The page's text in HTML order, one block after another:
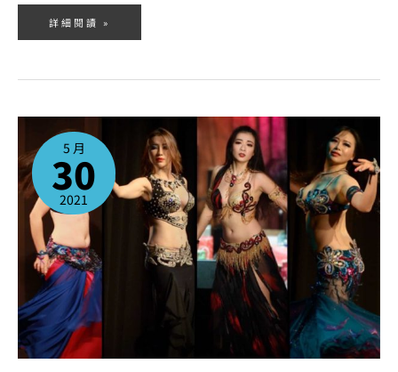
詳細閱讀 »
5 月
30
2021
防
在
無
聊
的
肚
舞
線
上
課
程
表
出
爐
啦！